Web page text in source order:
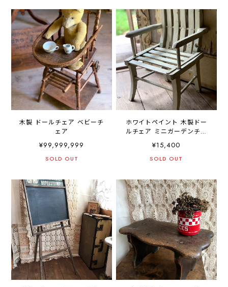
木製 ドールチェア ベビーチ
ェア
¥99,999,999
SOLD OUT
ホワイトペイント 木製ドー
ルチェア ミニガーデンチェ
ア
¥15,400
SOLD OUT